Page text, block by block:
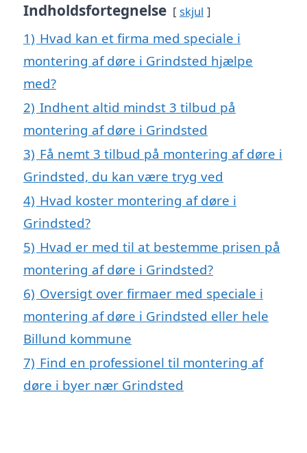
Indholdsfortegnelse skjul
1) Hvad kan et firma med speciale i
montering af døre i Grindsted hjælpe
med?
2) Indhent altid mindst 3 tilbud på
montering af døre i Grindsted
3) Få nemt 3 tilbud på montering af døre i
Grindsted, du kan være tryg ved
4) Hvad koster montering af døre i
Grindsted?
5) Hvad er med til at bestemme prisen på
montering af døre i Grindsted?
6) Oversigt over firmaer med speciale i
montering af døre i Grindsted eller hele
Billund kommune
7) Find en professionel til montering af
døre i byer nær Grindsted